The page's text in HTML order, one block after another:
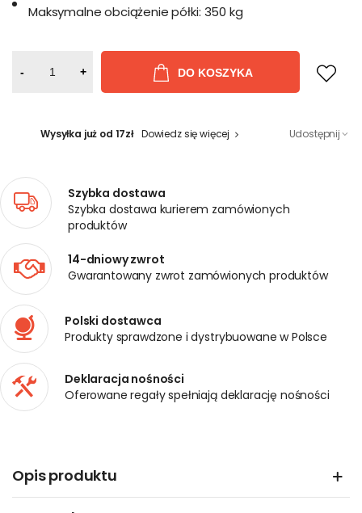
Maksymalne obciążenie półki: 350 kg
- + DO KOSZYKA
Wysyłka już od 17zł Dowiedz się więcej Udostępnij
Szybka dostawa
Szybka dostawa kurierem zamówionych
produktów
14-dniowy zwrot
Gwarantowany zwrot zamówionych produktów
Polski dostawca
Produkty sprawdzone i dystrybuowane w Polsce
Deklaracja nośności
Oferowane regały spełniają deklarację nośności
Opis produktu